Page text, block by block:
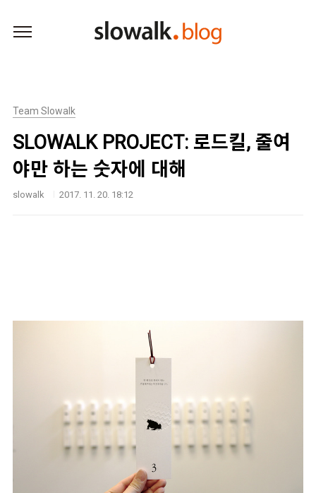
Team Slowalk
SLOWALK PROJECT: 로드킬, 줄여
야만 하는 숫자에 대해
slowalk 2017. 11. 20. 18:12